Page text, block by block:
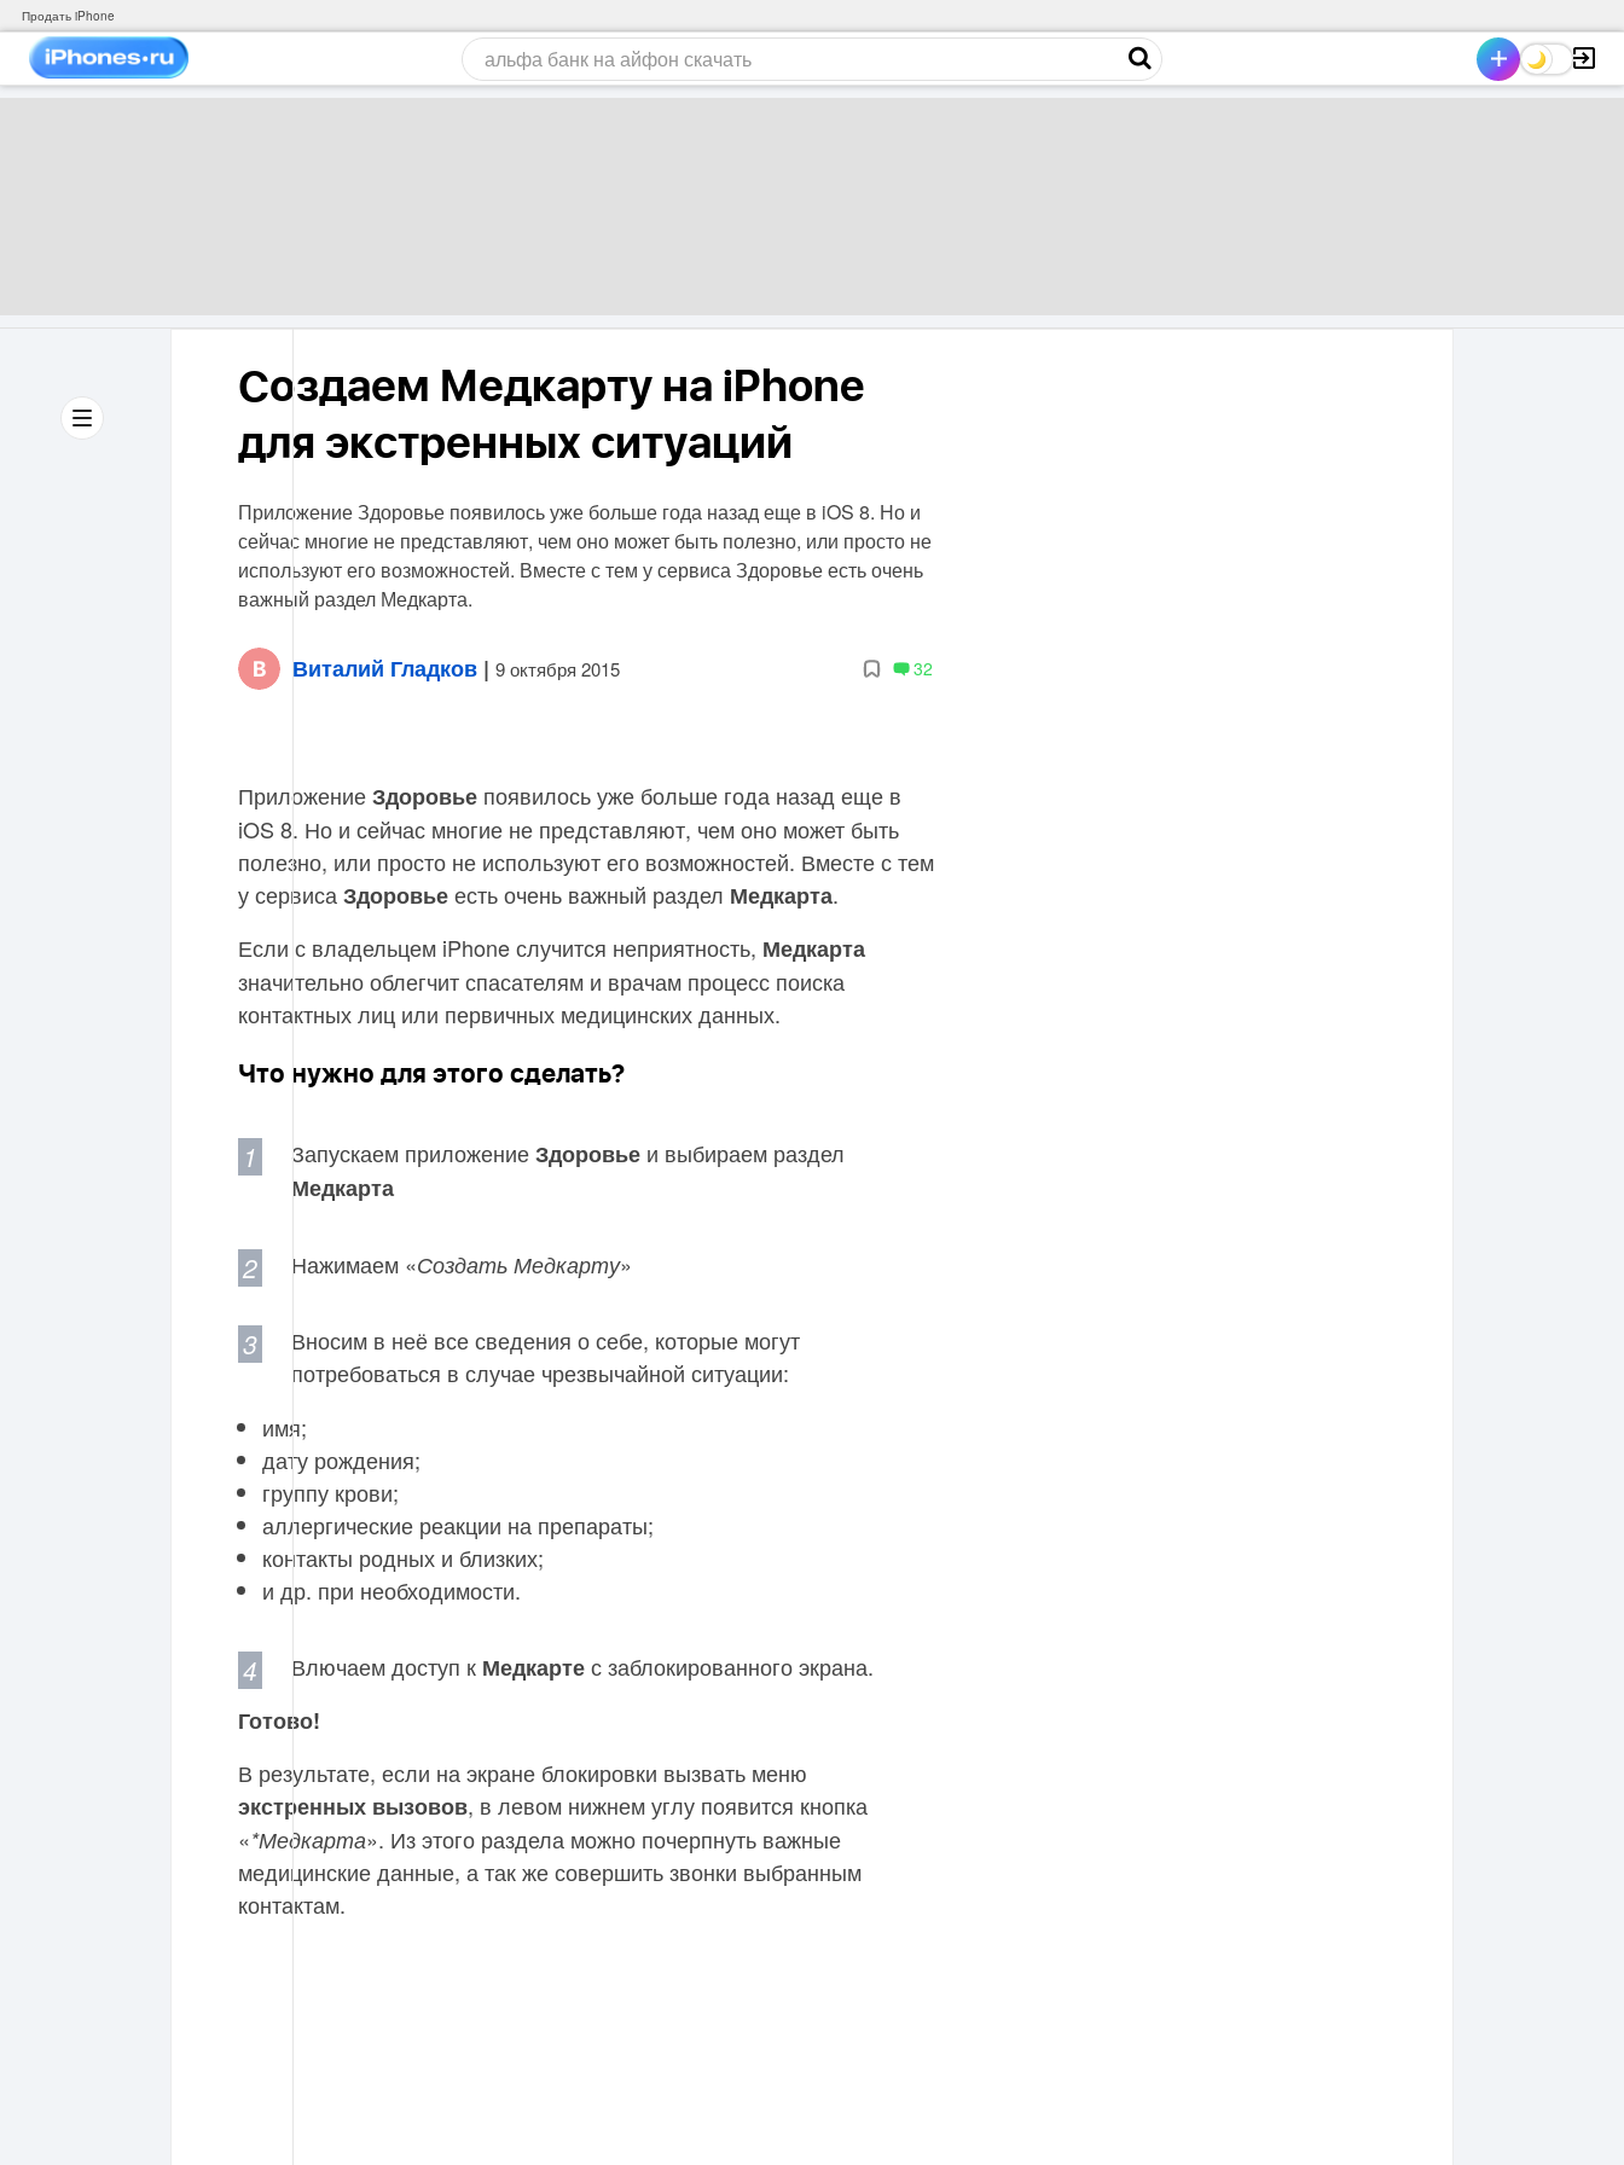
Продать iPhone
Создаем Медкарту на iPhone
для экстренных ситуаций
Приложение Здоровье появилось уже больше года назад еще в iOS 8. Но и
сейчас многие не представляют, чем оно может быть полезно, или просто не
используют его возможностей. Вместе с тем у сервиса Здоровье есть очень
важный раздел Медкарта.
Виталий Гладков | 9 октября 2015 32
ПриложениеЗдоровье появилось уже больше года назад еще в
iOS 8. Но и сейчас многие не представляют, чем оно может быть
полезно, или просто не используют его возможностей. Вместе с тем
у сервиса Здоровьеесть очень важный раздел Медкарта.
Если с владельцем iPhone случится неприятность, Медкарта
значительно облегчит спасателям и врачам процесс поиска
контактных лиц или первичных медицинских данных.
Что нужно для этого сделать?
Запускаем приложениеЗдоровье и выбираем раздел
Медкарта
Нажимаем «Создать Медкарту»
Вносим в неё все сведения о себе, которые могут
потребоваться в случае чрезвычайной ситуации:
имя;
дату рождения;
группу крови;
аллергические реакции на препараты;
контакты родных и близких;
и др. при необходимости.
Влючаем доступ к Медкартес заблокированного экрана.
Готово!
В результате, если на экране блокировки вызвать меню
экстренных вызовов, в левом нижнем углу появится кнопка
«*Медкарта». Из этого раздела можно почерпнуть важные
медицинские данные, а так же совершить звонки выбранным
контактам.